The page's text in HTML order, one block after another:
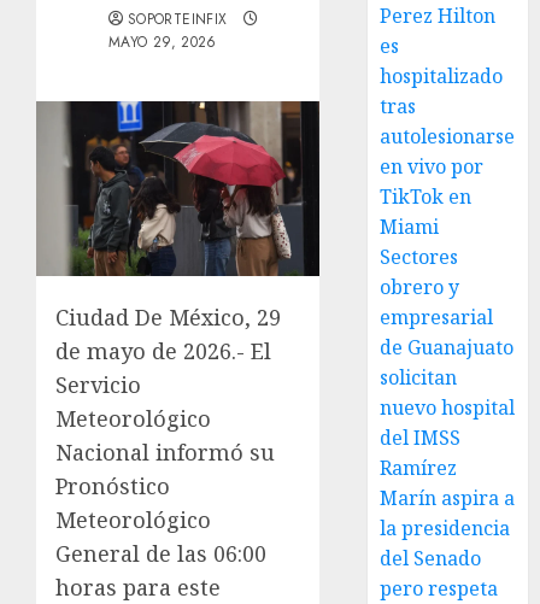
SOPORTEINFIX
MAYO 29, 2026
Ciudad De México, 29
de mayo de 2026.- El
Servicio
Meteorológico
Nacional informó su
Pronóstico
Meteorológico
General de las 06:00
horas para este
Perez Hilton
es
hospitalizado
tras
autolesionarse
en vivo por
TikTok en
Miami
Sectores
obrero y
empresarial
de Guanajuato
solicitan
nuevo hospital
del IMSS
Ramírez
Marín aspira a
la presidencia
del Senado
pero respeta